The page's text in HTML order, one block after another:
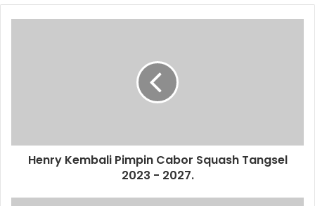
Henry Kembali Pimpin Cabor Squash Tangsel
2023 - 2027.